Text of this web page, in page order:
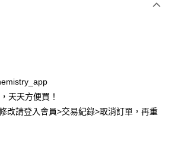
天天方便買！
改請登入會員>交易紀錄>取消訂單，再重